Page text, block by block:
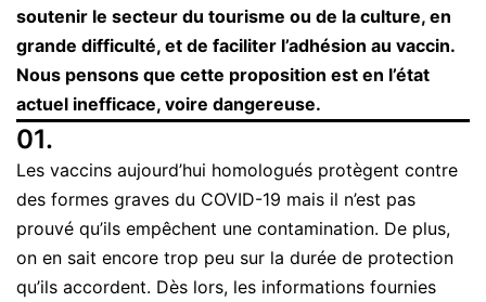
soutenir le secteur du tourisme ou de la culture, en
grande difficulté, et de faciliter l’adhésion au vaccin.
Nous pensons que cette proposition est en l’état
actuel inefficace, voire dangereuse.
01.
Les vaccins aujourd’hui homologués protègent contre
des formes graves du COVID-19 mais il n’est pas
prouvé qu’ils empêchent une contamination. De plus,
on en sait encore trop peu sur la durée de protection
qu’ils accordent. Dès lors, les informations fournies